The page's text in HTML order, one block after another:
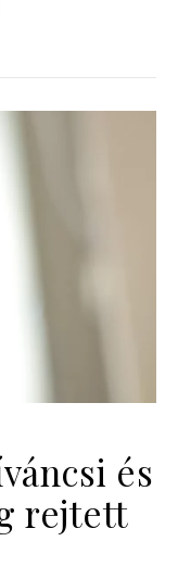
és
rejtett